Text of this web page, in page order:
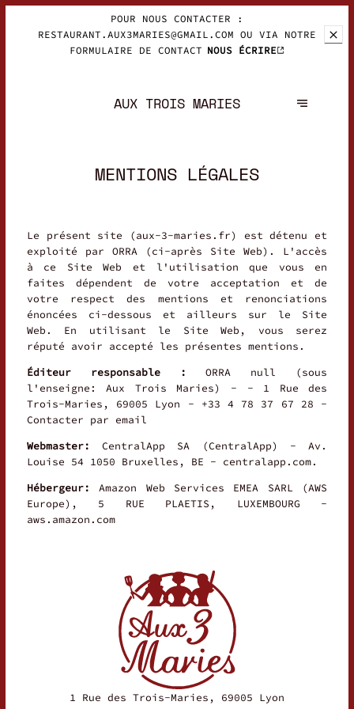
RESTAURANT.AUX3MARIES@GMAIL.COM OU VIA NOTRE
FORMULAIRE DE CONTACT NOUS ÉCRIRE
REPAS AUX TROIS MARIES! CHÈQUES-CADEAUX
AUX TROIS MARIES
MENTIONS LÉGALES
Le présent site (aux-3-maries.fr) est détenu et
exploité par ORRA (ci-après Site Web). L'accès
à ce Site Web et l'utilisation que vous en
faites dépendent de votre acceptation et de
votre respect des mentions et renonciations
énoncées ci-dessous et ailleurs sur le Site
Web. En utilisant le Site Web, vous serez
réputé avoir accepté les présentes mentions.
Éditeur responsable : ORRA null (sous
l'enseigne: Aux Trois Maries) - - 1 Rue des
Trois-Maries, 69005 Lyon - +33 4 78 37 67 28 -
Contacter par email
Webmaster:CentralApp SA (CentralApp) - Av.
Louise 54 1050 Bruxelles, BE - centralapp.com.
Hébergeur:Amazon Web Services EMEA SARL (AWS
Europe), 5 RUE PLAETIS, LUXEMBOURG -
aws.amazon.com
1 Rue des Trois-Maries, 69005 Lyon